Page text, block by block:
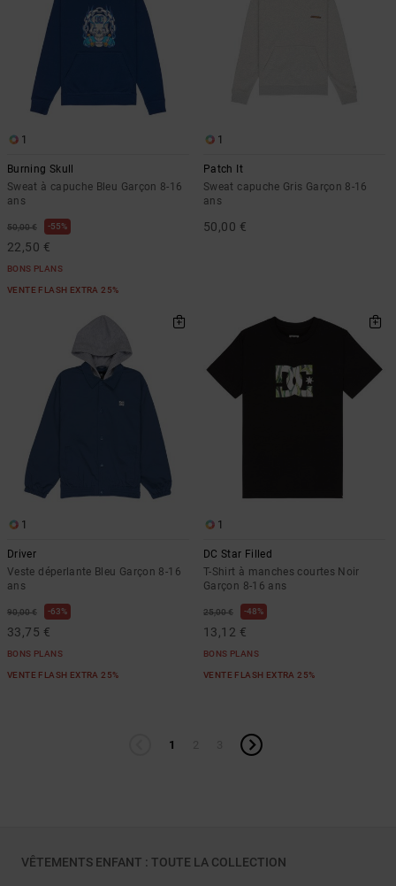
1
Burning Skull
Sweat à capuche Bleu Garçon 8-16
ans
50,00 € 55%
22,50 €
BONS PLANS
VENTE FLASH EXTRA 25%
1
Patch It
Sweat capuche Gris Garçon 8-16
ans
50,00 €
1
Driver
Veste déperlante Bleu Garçon 8-16
ans
90,00 € 63%
33,75 €
BONS PLANS
VENTE FLASH EXTRA 25%
1
DC Star Filled
T-Shirt à manches courtes Noir
Garçon 8-16 ans
25,00 € 48%
13,12 €
BONS PLANS
VENTE FLASH EXTRA 25%
1
VÊTEMENTS ENFANT : TOUTE LA COLLECTION